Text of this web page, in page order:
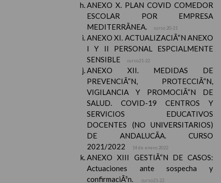
ANEXO X. PLAN COVID COMEDOR
ESCOLAR POR EMPRESA
MEDITERRÃNEA.
curso 20-21
ANEXO XI. ACTUALIZACIÃ“N ANEXO
I Y II PERSONAL ESPCIALMENTE
SENSIBLE
curso21-22
ANEXO XII. MEDIDAS DE
PREVENCIÃ“N, PROTECCIÃ“N,
VIGILANCIA Y PROMOCIÃ“N DE
SALUD. COVID-19 CENTROS Y
SERVICIOS EDUCATIVOS
DOCENTES (NO UNIVERSITARIOS)
DE ANDALUCÃA. CURSO
2021/2022
14 de enero 2022
ANEXO XIII GESTIÃ“N DE CASOS:
Actuaciones ante sospecha y
confirmaciÃ³n.
curso21-22